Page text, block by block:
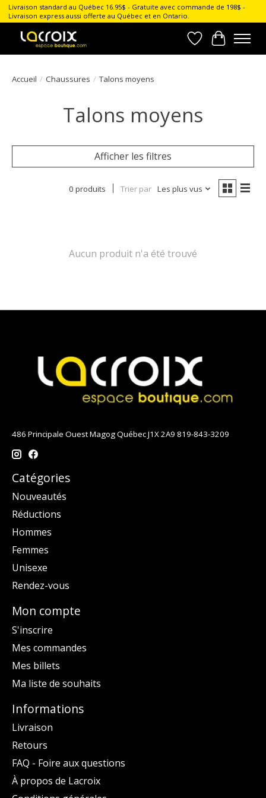
Livraison standard au Québec 16.95$ - Gratuite avec commande de 198$ -
Livraison express aussi offerte au Québec et en Ontario.
Liste dePanier
Accueil / Chaussures / Talons moyens
Talons moyens
Afficher les filtres
0 produits Trier par Les plus vus
Aucun produit n'a été trouvé
486 Principale Ouest Magog Québec J1X 2A9 819-843-3209
Catégories
Nouveautés
Réductions
Hommes
Femmes
Unisexe
Rendez-vous
Mon compte
S'inscrire
Mes commandes
Mes billets
Ma liste de souhaits
Informations
Livraison
Retours
FAQ - Foire aux questions
À propos de Lacroix